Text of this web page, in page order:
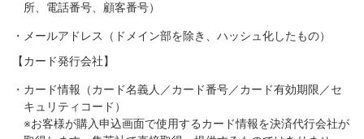
所、電話番号、顧客番号）
・メールアドレス（ドメイン部を除き、ハッシュ化したもの）
【カード発行会社】
・カード情報（カード名義人／カード番号／カード有効期限／セ
キュリティコード）
※お客様が購入申込画面で使用するカード情報を決済代行会社が